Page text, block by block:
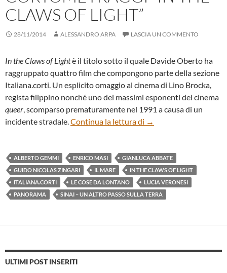
CLAWS OF LIGHT”
28/11/2014 ALESSANDRO ARPA LASCIA UN COMMENTO
In the Claws of Lightè il titolo sotto il quale Davide Oberto ha
raggruppato quattro film che compongono parte della sezione
Italiana.corti. Un esplicito omaggio al cinema di Lino Brocka,
regista filippino nonché uno dei massimi esponenti del cinema
queer, scomparso prematuramente nel 1991 a causa di un
incidente stradale.Continua la lettura di Quattro cortometraggi
→
ALBERTO GEMMI ENRICO MASI
GIANLUCA ABBATE
GUIDO NICOLAS ZINGARI
IL MARE
IN THE CLAWS OF LIGHT
ITALIANA.CORTI
LE COSE DA LONTANO
LUCIA VERONESI
PANORAMA
SINAI – UN ALTRO PASSO SULLA TERRA
ULTIMI POST INSERITI